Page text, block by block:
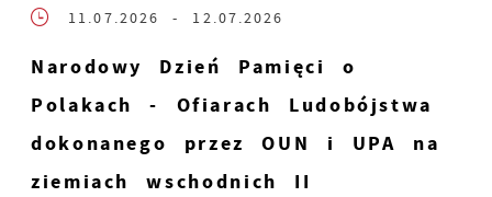
11.07.2026 - 12.07.2026
Narodowy Dzień Pamięci o
Polakach - Ofiarach Ludobójstwa
dokonanego przez OUN i UPA na
ziemiach wschodnich II